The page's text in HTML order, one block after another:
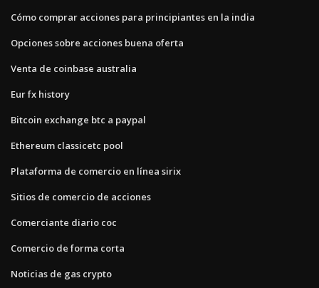
Cómo comprar acciones para principiantes en la india
Opciones sobre acciones buena oferta
Venta de coinbase australia
Eur fx history
Bitcoin exchange btc a paypal
Ethereum classicetc pool
Plataforma de comercio en línea sirix
Sitios de comercio de acciones
Comerciante diario coc
Comercio de forma corta
Noticias de gas crypto